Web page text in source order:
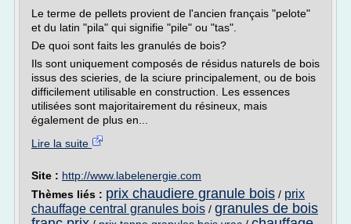
Le terme de pellets provient de l'ancien français "pelote"
et du latin "pila" qui signifie "pile" ou "tas".
De quoi sont faits les granulés de bois?
Ils sont uniquement composés de résidus naturels de bois
issus des scieries, de la sciure principalement, ou de bois
difficilement utilisable en construction. Les essences
utilisées sont majoritairement du résineux, mais
également de plus en...
Lire la suite
Site : http://www.labelenergie.com
Thèmes liés : prix chaudiere granule bois / prix
chauffage central granules bois / granules de bois